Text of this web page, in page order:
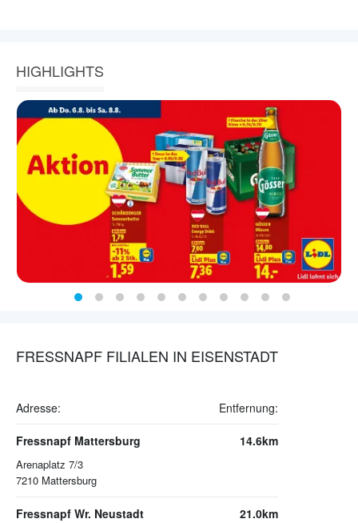
HIGHLIGHTS
FRESSNAPF FILIALEN IN EISENSTADT
Adresse: Entfernung:
Fressnapf Mattersburg
Arenaplatz 7/3
7210 Mattersburg
14.6km
Fressnapf Wr. Neustadt 21.0km